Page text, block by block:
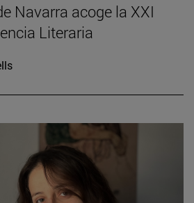
Navarra acoge la XXI
Literaria